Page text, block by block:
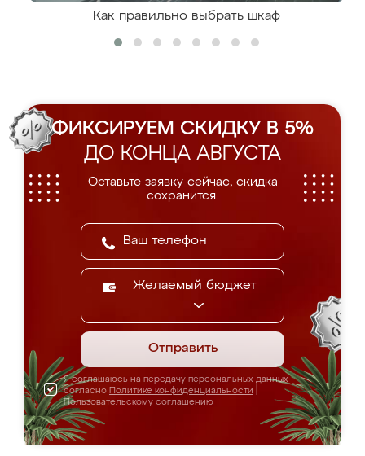
Как правильно выбрать шкаф
ФИКСИРУЕМ СКИДКУ В 5%
ДО КОНЦА АВГУСТА
Оставьте заявку сейчас, скидка
сохранится.
Желаемый бюджет
Отправить
Я соглашаюсь на передачу персональных данных
согласно Политике конфиденциальности
Пользовательскому соглашению